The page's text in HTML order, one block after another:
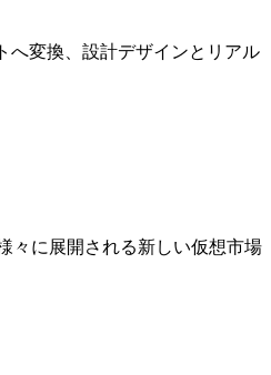
へ変換、設計デザインとリアル
々に展開される新しい仮想市場